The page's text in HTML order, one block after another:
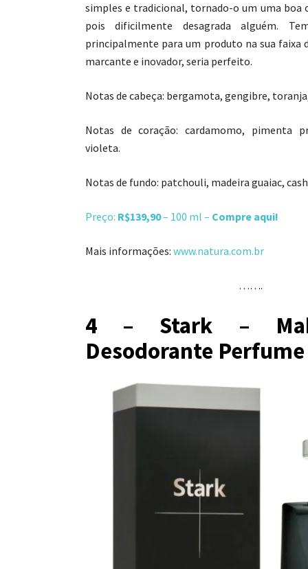
simples e tradicional, tornado-o um uma boa
pois dificilmente desagrada alguém.
principalmente para um produto na sua faixa
marcante e inovador, seria perfeito.
Notas de cabeça: bergamota, gengibre,
Notas de coração: cardamomo, pimenta
violeta.
Notas de fundo: patchouli, madeira guaiac,
Preço: R$139,90– 100 ml – Compre aqui!
Mais informações: www.natura.com.br
…….
4 – Stark –
Desodorante Perfume